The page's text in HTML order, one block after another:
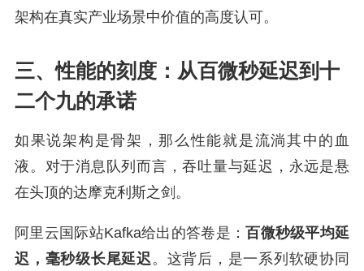
架构在真实产业场景中价值的高度认可。
三、性能的刻度：从百微秒延迟到十
二个九的承诺
如果说架构是骨架，那么性能就是流淌其中的血
液。对于消息队列而言，吞吐量与延迟，永远是悬
在头顶的达摩克利斯之剑。
阿里云国际站Kafka给出的答卷是：百微秒级平均延
迟，毫秒级长尾延迟。这背后，是一系列软硬协同